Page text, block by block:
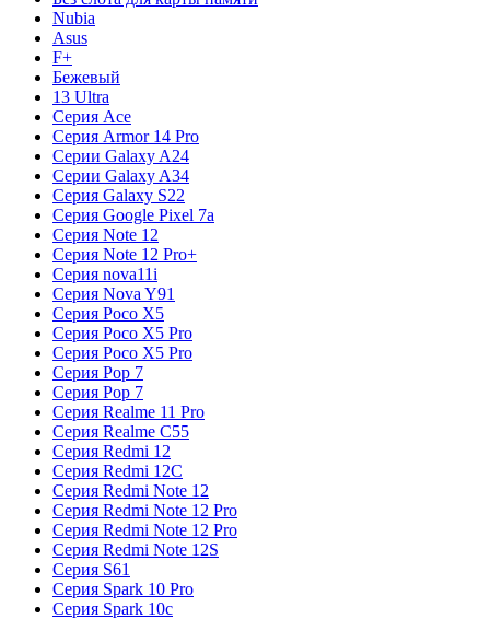
Nubia
Asus
F+
Бежевый
13 Ultra
Серия Ace
Серия Armor 14 Pro
Серии Galaxy A24
Серии Galaxy A34
Серия Galaxy S22
Серия Google Pixel 7a
Серия Note 12
Серия Note 12 Pro+
Серия nova11i
Серия Nova Y91
Серия Poco X5
Серия Poco X5 Pro
Серия Poco X5 Pro
Серия Pop 7
Серия Pop 7
Серия Realme 11 Pro
Серия Realme C55
Серия Redmi 12
Серия Redmi 12C
Серия Redmi Note 12
Серия Redmi Note 12 Pro
Серия Redmi Note 12 Pro
Серия Redmi Note 12S
Серия S61
Серия Spark 10 Pro
Серия Spark 10c